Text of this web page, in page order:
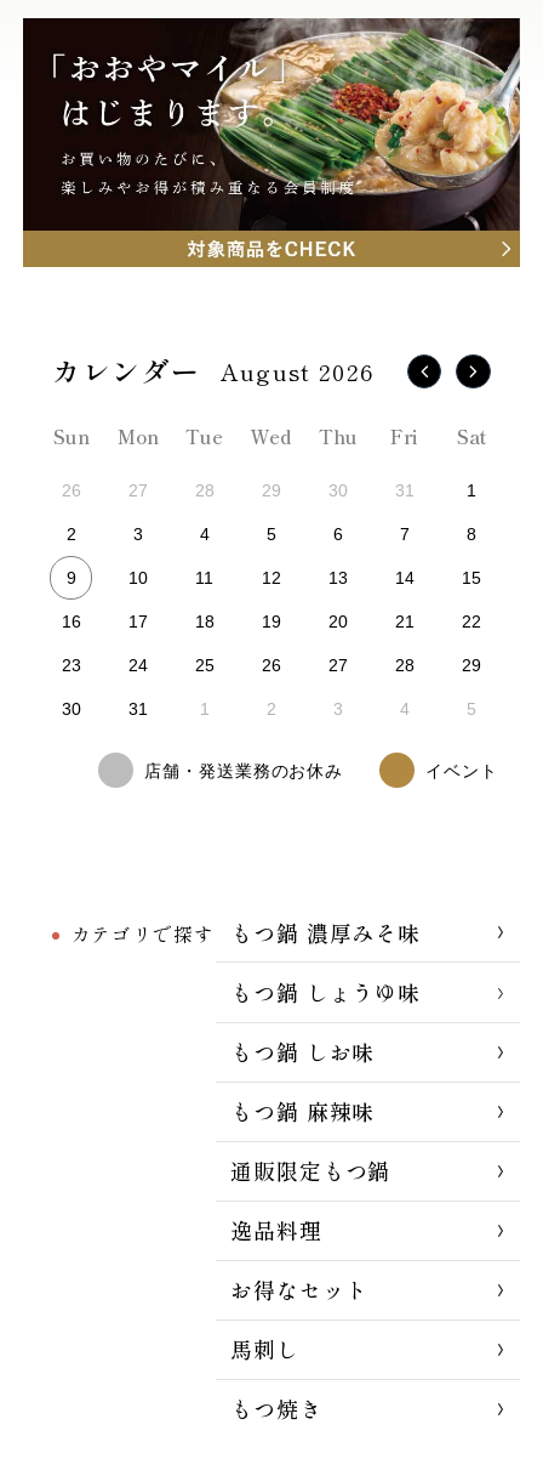
カテゴリで探す
もつ鍋 濃厚みそ味
もつ鍋 しょうゆ味
もつ鍋 しお味
もつ鍋 麻辣味
通販限定もつ鍋
逸品料理
お得なセット
馬刺し
もつ焼き
August 2026
Sun Mon Tue Wed Thu Fri Sat
26 27 28 29 30 31 1
2 3 4 5 6 7 8
9 10 11 12 13 14 15
16 17 18 19 20 21 22
23 24 25 26 27 28 29
30 31 1 2 3 4 5
店舗・発送業務のお休み イベント